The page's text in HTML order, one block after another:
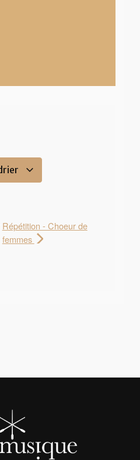
Répétition - Choeur de
femmes